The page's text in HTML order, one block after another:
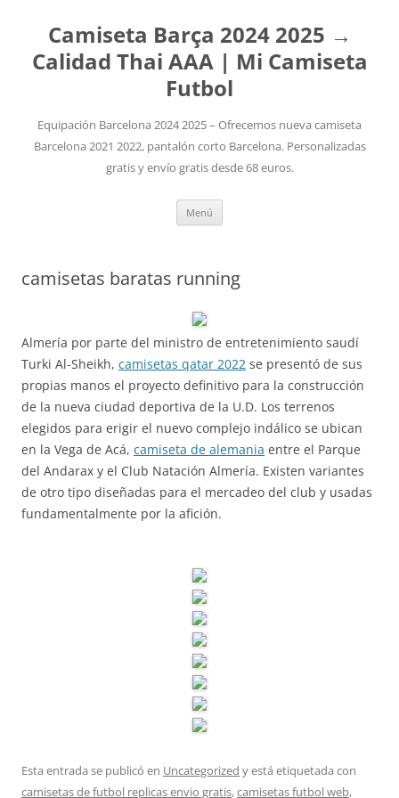
Camiseta Barça 2024 2025 →
Calidad Thai AAA | Mi Camiseta
Futbol
Equipación Barcelona 2024 2025 – Ofrecemos nueva camiseta
Barcelona 2021 2022, pantalón corto Barcelona. Personalizadas
gratis y envío gratis desde 68 euros.
Menú
camisetas baratas running
Almería por parte del ministro de entretenimiento saudí
Turki Al-Sheikh, camisetas qatar 2022 se presentó de sus
propias manos el proyecto definitivo para la construcción
de la nueva ciudad deportiva de la U.D. Los terrenos
elegidos para erigir el nuevo complejo indálico se ubican
en la Vega de Acá, camiseta de alemania entre el Parque
del Andarax y el Club Natación Almería. Existen variantes
de otro tipo diseñadas para el mercadeo del club y usadas
fundamentalmente por la afición.
Esta entrada se publicó en Uncategorized y está etiquetada con
camisetas de futbol replicas envio gratis,camisetas futbol web,